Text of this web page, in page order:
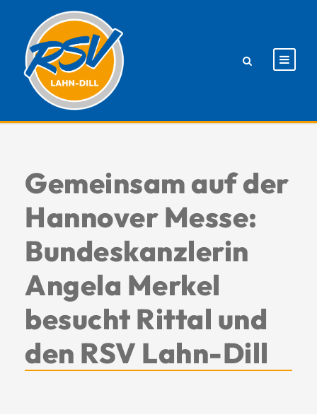
Gemeinsam auf der
Hannover Messe:
Bundeskanzlerin
Angela Merkel
besucht Rittal und
den RSV Lahn-Dill